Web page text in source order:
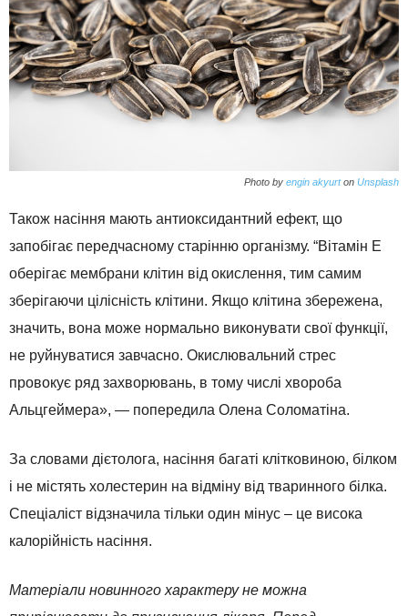
Photo by engin akyurton Unsplash
Також насіння мають антиоксидантний ефект, що
запобігає передчасному старінню організму. “Вітамін E
оберігає мембрани клітин від окислення, тим самим
зберігаючи цілісність клітини. Якщо клітина збережена,
значить, вона може нормально виконувати свої функції,
не руйнуватися завчасно. Окислювальний стрес
провокує ряд захворювань, в тому числі хвороба
Альцгеймера», — попередила Олена Соломатіна.
За словами дієтолога, насіння багаті клітковиною, білком
і не містять холестерин на відміну від тваринного білка.
Спеціаліст відзначила тільки один мінус – це висока
калорійність насіння.
Матеріали новинного характеру не можна